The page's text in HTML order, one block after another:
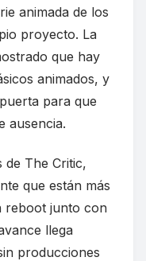
animada de los
proyecto. La
que hay
animados, y
para que
ausencia.
de The Critic,
que están más
reboot junto con
llega
producciones